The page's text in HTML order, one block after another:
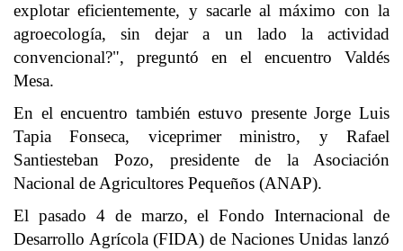
explotar eficientemente, y sacarle al máximo con la
agroecología, sin dejar a un lado la actividad
convencional?", preguntó en el encuentro Valdés
Mesa.
En el encuentro también estuvo presente Jorge Luis
Tapia Fonseca, viceprimer ministro, y Rafael
Santiesteban Pozo, presidente de la Asociación
Nacional de Agricultores Pequeños (ANAP).
El pasado 4 de marzo, el Fondo Internacional de
Desarrollo Agrícola (FIDA) de Naciones Unidas lanzó